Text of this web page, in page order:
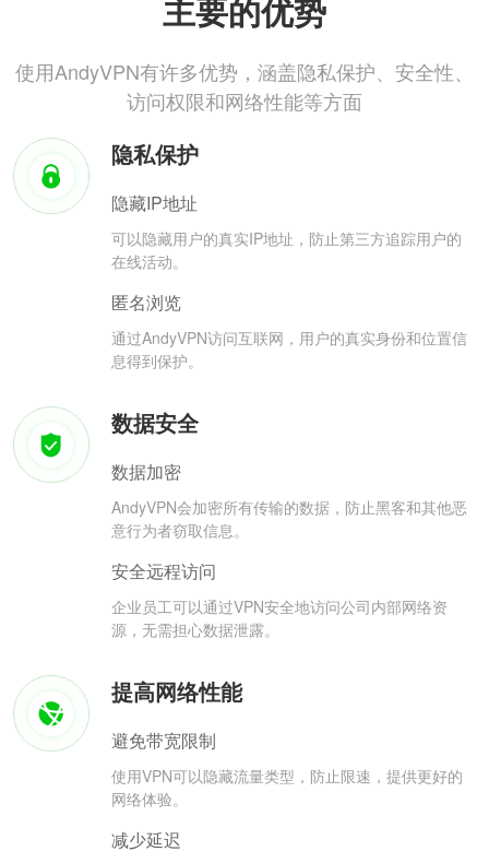
主要的优势
使用AndyVPN有许多优势，涵盖隐私保护、安全性、
访问权限和网络性能等方面
隐私保护
隐藏IP地址
可以隐藏用户的真实IP地址，防止第三方追踪用户的
在线活动。
匿名浏览
通过AndyVPN访问互联网，用户的真实身份和位置信
息得到保护。
数据安全
数据加密
AndyVPN会加密所有传输的数据，防止黑客和其他恶
意行为者窃取信息。
安全远程访问
企业员工可以通过VPN安全地访问公司内部网络资
源，无需担心数据泄露。
提高网络性能
避免带宽限制
使用VPN可以隐藏流量类型，防止限速，提供更好的
网络体验。
减少延迟